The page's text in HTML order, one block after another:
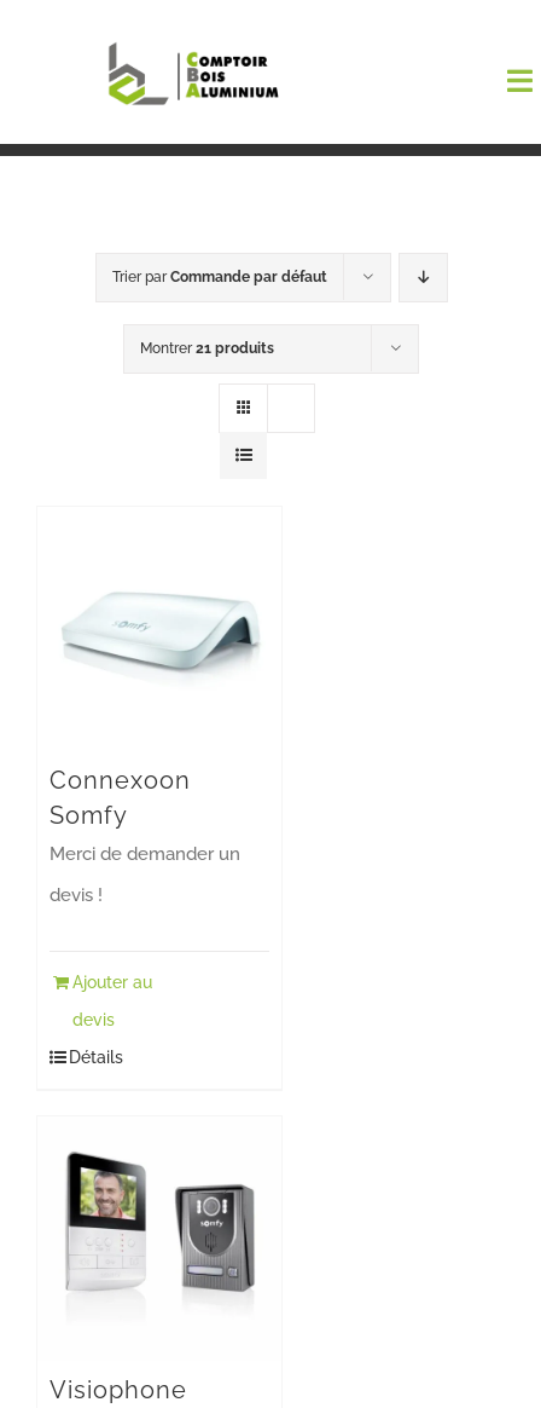
Trier parCommande par défaut
Montrer21 produits
Connexoon
Somfy
Merci de demander un
devis !
Ajouter au
devis
Détails
Visiophone